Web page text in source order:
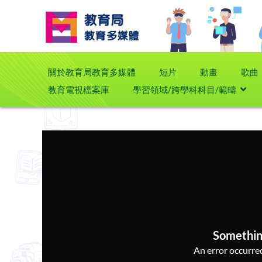
關於教育局教育多媒體 短片 動畫
歌曲
教育電視檔案庫
學習領域/跨學科科目/範疇
An error